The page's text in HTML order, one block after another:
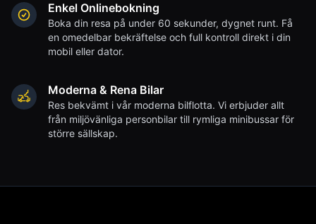
Enkel Onlinebokning
Boka din resa på under 60 sekunder, dygnet runt. Få
en omedelbar bekräftelse och full kontroll direkt i din
mobil eller dator.
Moderna & Rena Bilar
Res bekvämt i vår moderna bilflotta. Vi erbjuder allt
från miljövänliga personbilar till rymliga minibussar för
större sällskap.